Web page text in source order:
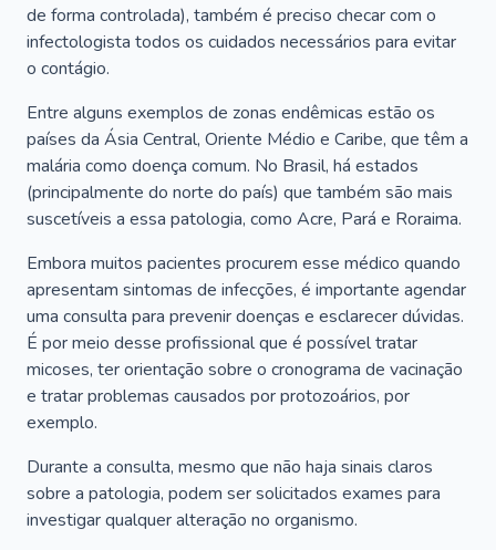
de forma controlada), também é preciso checar com o
infectologista todos os cuidados necessários para evitar
o contágio.
Entre alguns exemplos de zonas endêmicas estão os
países da Ásia Central, Oriente Médio e Caribe, que têm a
malária como doença comum. No Brasil, há estados
(principalmente do norte do país) que também são mais
suscetíveis a essa patologia, como Acre, Pará e Roraima.
Embora muitos pacientes procurem esse médico quando
apresentam sintomas de infecções, é importante agendar
uma consulta para prevenir doenças e esclarecer dúvidas.
É por meio desse profissional que é possível tratar
micoses, ter orientação sobre o cronograma de vacinação
e tratar problemas causados por protozoários, por
exemplo.
Durante a consulta, mesmo que não haja sinais claros
sobre a patologia, podem ser solicitados exames para
investigar qualquer alteração no organismo.